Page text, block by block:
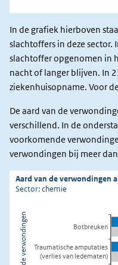
In de grafiek hierboven
slachtoffers in deze sector.
slachtoffer opgenomen in
nacht of langer blijven. In
ziekenhuisopname. Voor
De aard van de
verschillend. In de
voorkomende
verwondingen bij meer